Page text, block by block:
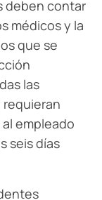
deben contar
médicos y la
que se
las
requieran
empleado
seis días